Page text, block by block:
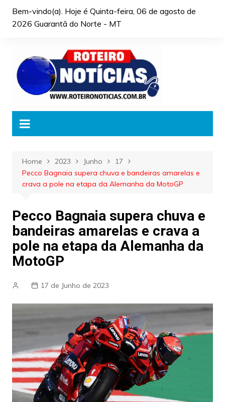
Bem-vindo(a). Hoje é Quinta-feira, 06 de agosto de
2026 Guarantã do Norte - MT
Home 2023 Junho
17
Pecco Bagnaia supera chuva e bandeiras amarelas e
crava a pole na etapa da Alemanha da MotoGP
Pecco Bagnaia supera chuva e
bandeiras amarelas e crava a
pole na etapa da Alemanha da
MotoGP
17 de Junho de 2023